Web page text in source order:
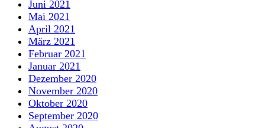
Juni 2021
Mai 2021
April 2021
März 2021
Februar 2021
Januar 2021
Dezember 2020
November 2020
Oktober 2020
September 2020